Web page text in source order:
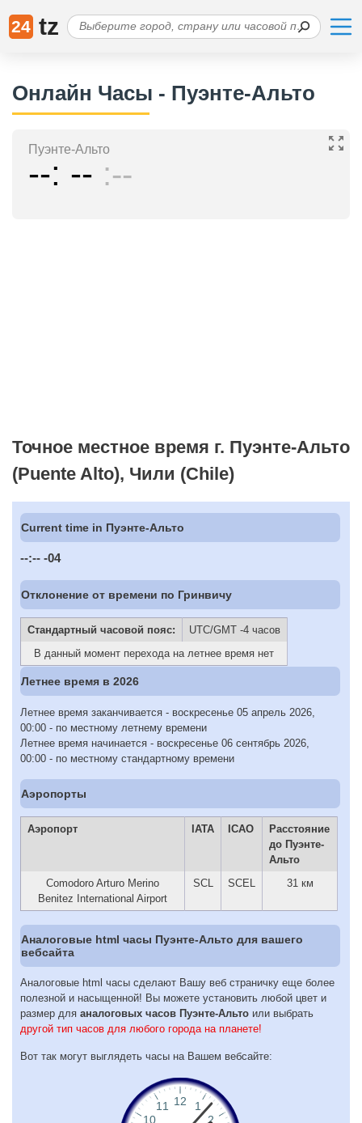
24 tz
Онлайн Часы - Пуэнте-Альто
Пуэнте-Альто
-- -- --
Точное местное время г. Пуэнте-Альто
(Puente Alto), Чили (Chile)
Current time in Пуэнте-Альто
--:-- -04
Отклонение от времени по Гринвичу
Стандартный часовой пояс:
UTC/GMT -4 часов
В данный момент перехода на летнее время нет
Летнее время в 2026
Летнее время заканчивается - воскресенье 05 апрель 2026,
00:00 - по местному летнему времени
Летнее время начинается - воскресенье 06 сентябрь 2026,
00:00 - по местному стандартному времени
Аэропорты
Аэропорт IATA ICAO
Расстояние
до Пуэнте-
Альто
Comodoro Arturo Merino
Benitez International Airport
SCL SCEL 31 км
Аналоговые html часы Пуэнте-Альто для вашего
вебсайта
Аналоговые html часы сделают Вашу веб страничку еще более
полезной и насыщенной! Вы можете установить любой цвет и
размер для аналоговых часов Пуэнте-Альто или выбрать
другой тип часов для любого города на планете!
Вот так могут выглядеть часы на Вашем вебсайте: